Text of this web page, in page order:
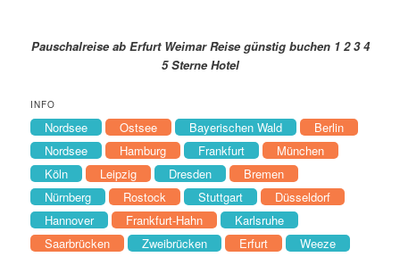
Pauschalreise ab Erfurt Weimar Reise günstig buchen 1 2 3 4
5 Sterne Hotel
INFO
Nordsee Ostsee Bayerischen Wald
Berlin
Nordsee
Hamburg Frankfurt
München
Köln
Leipzig Dresden
Bremen
Nürnberg
Rostock Stuttgart
Düsseldorf
Hannover
Frankfurt-Hahn
Karlsruhe
Saarbrücken
Zweibrücken Erfurt
Weeze